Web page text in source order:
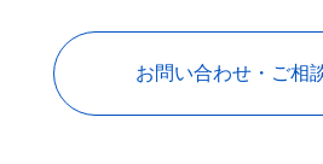
お問い合わせ・ご相